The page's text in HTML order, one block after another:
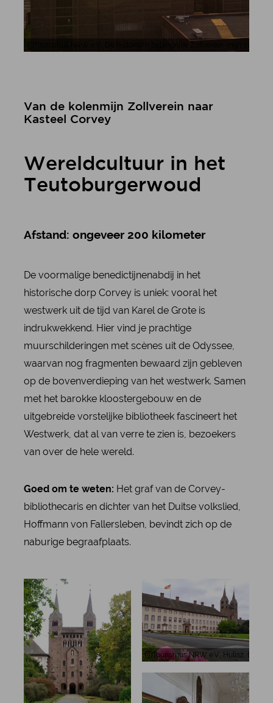
Van de kolenmijn Zollverein naar
Kasteel Corvey
Wereldcultuur in het
Teutoburgerwoud
Afstand: ongeveer 200 kilometer
De voormalige benedictijnenabdij in het
historische dorp Corvey is uniek: vooral het
westwerk uit de tijd van Karel de Grote is
indrukwekkend. Hier vind je prachtige
muurschilderingen met scènes uit de Odyssee,
waarvan nog fragmenten bewaard zijn gebleven
op de bovenverdieping van het westwerk. Samen
met het barokke kloostergebouw en de
uitgebreide vorstelijke bibliotheek fascineert het
Westwerk, dat al van verre te zien is, bezoekers
van over de hele wereld.
Goed om te weten: Het graf van de Corvey-
bibliothecaris en dichter van het Duitse volkslied,
Hoffmann von Fallersleben, bevindt zich op de
naburige begraafplaats.
Tourismus NRW e.V., Hulisz, Die